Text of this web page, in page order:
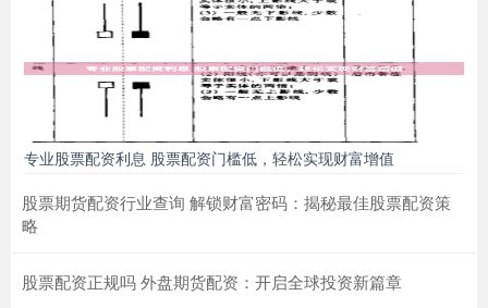
专业股票配资利息 股票配资门槛低，轻松实现财富增值
股票期货配资行业查询 解锁财富密码：揭秘最佳股票配资策
略
股票配资正规吗 外盘期货配资：开启全球投资新篇章